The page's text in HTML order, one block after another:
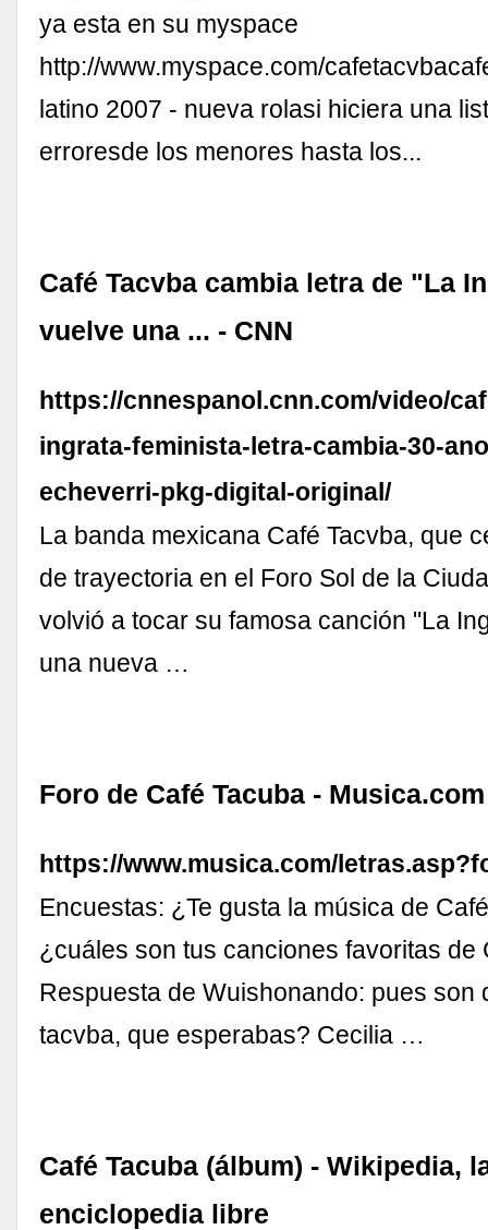
ya esta en su myspace
http://www.myspace.com/
latino 2007 - nueva rolasi hiciera una
erroresde los menores hasta los...
Café Tacvba cambia letra de "La
vuelve una ... - CNN
https://cnnespanol.cnn.com/video/
ingrata-feminista-letra-cambia-30-
echeverri-pkg-digital-original/
La banda mexicana Café Tacvba, que
de trayectoria en el Foro Sol de la
volvió a tocar su famosa canción "La
una nueva …
Foro de Café Tacuba - Musica.com
https://www.musica.com/
Encuestas: ¿Te gusta la música de
¿cuáles son tus canciones favoritas de
Respuesta de Wuishonando: pues son
tacvba, que esperabas? Cecilia …
Café Tacuba (álbum) - Wikipedia,
enciclopedia libre